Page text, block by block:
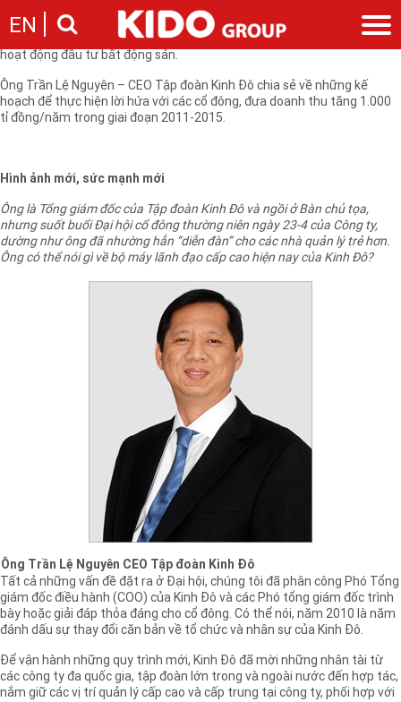
EN
Giới thiệu
Câu chuyện KIDO
Chặng đường
Nhà sáng lập
Ngành hàng
Ngành bánh
Tin tức & sự kiện
Nhà đầu tư
Thông điệp
Ban điều hành
Báo cáo
Các công ty thành viên
Liên hệ
Nghề nghiệp
Năm 2011, Tập đoàn Kinh Đô tự tin đặt mục tiêu doanh thu tăng gần
1.000 tỉ đồng so với năm 2010. Một con số “khủng” khi Kinh Đô đã
thẳng tay “gạt” hết những khoản doanh thu bất thường dự kiến từ
hoạt động đầu tư bất động sản.
Ông Trần Lệ Nguyên – CEO Tập đoàn Kinh Đô chia sẻ về những kế
hoạch để thực hiện lời hứa với các cổ đông, đưa doanh thu tăng 1.000
tỉ đồng/năm trong giai đoạn 2011-2015.
Hình ảnh mới, sức mạnh mới
Ông là Tổng giám đốc của Tập đoàn Kinh Đô và ngồi ở Bàn chủ tọa,
nhưng suốt buổi Đại hội cổ đông thường niên ngày 23-4 của Công ty,
dường như ông đã nhường hẳn “diễn đàn” cho các nhà quản lý trẻ hơn.
Ông có thể nói gì về bộ máy lãnh đạo cấp cao hiện nay của Kinh Đô?
Ông Trần Lệ Nguyên CEO Tập đoàn Kinh Đô
Tất cả những vấn đề đặt ra ở Đại hội, chúng tôi đã phân công Phó Tổng
giám đốc điều hành (COO) của Kinh Đô và các Phó tổng giám đốc trình
bày hoặc giải đáp thỏa đáng cho cổ đông. Có thể nói, năm 2010 là năm
đánh dấu sự thay đổi căn bản về tổ chức và nhân sự của Kinh Đô.
Để vận hành những quy trình mới, Kinh Đô đã mời những nhân tài từ
các công ty đa quốc gia, tập đoàn lớn trong và ngoài nước đến hợp tác,
nắm giữ các vị trí quản lý cấp cao và cấp trung tại công ty, phối hợp với